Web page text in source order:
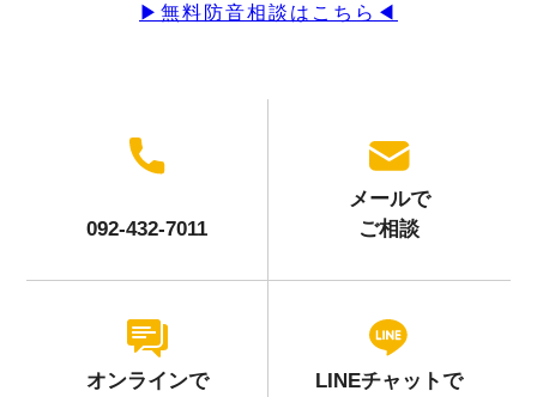
▶︎無料防音相談はこちら◀︎
092-432-7011
メールで
ご相談
オンラインで
LINEチャットで